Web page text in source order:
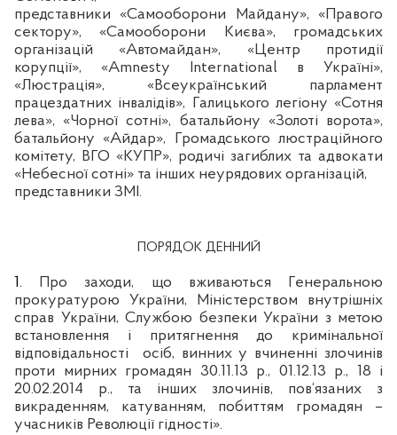
представники «Самооборони Майдану», «Правого
сектору», «Самооборони Києва», громадських
організацій «Автомайдан», «Центр протидії
корупції», «Amnesty International в Україні»,
«Люстрація», «Всеукраїнський парламент
працездатних інвалідів», Галицького легіону «Сотня
лева», «Чорної сотні», батальйону «Золоті ворота»,
батальйону «Айдар», Громадськоголюстраційного
комітету, ВГО «КУПР», родичі загиблих та адвокати
«Небесної сотні» та інших неурядових організацій,
представники ЗМІ.
ПОРЯДОК ДЕННИЙ
1. Про заходи, що вживаються Генеральною
прокуратурою України, Міністерством внутрішніх
справ України, Службою безпеки України з метою
встановлення і притягнення до кримінальної
відповідальності
осіб, винних у вчиненні злочинів
проти мирних громадян 30.11.13 р., 01.12.13 р., 18 і
20.02.2014 р., та інших злочинів, пов‘язаних з
викраденням, катуванням, побиттям громадян –
учасників Революції гідності».